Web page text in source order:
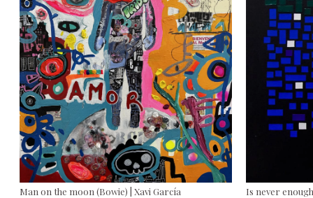
Man on the moon (Bowie) | Xavi García
Is never